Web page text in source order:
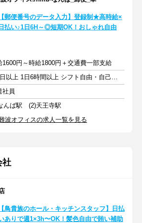
【郵便番号のデータ入力】登録制★高時給×
日払い♪1日6H～◎短期OK！おしゃれ自由
1600円～時給1800円＋交通費一部支給
週1日以上 1日6時間以上 シフト自由・自己申告
社員
んば駅 (2)天王寺駅
オフィスの求人一覧を見る
社
【鳥貴族のホール・キッチンスタッフ】日払
ありで週1×3h〜OK！髪色自由で賄い補助